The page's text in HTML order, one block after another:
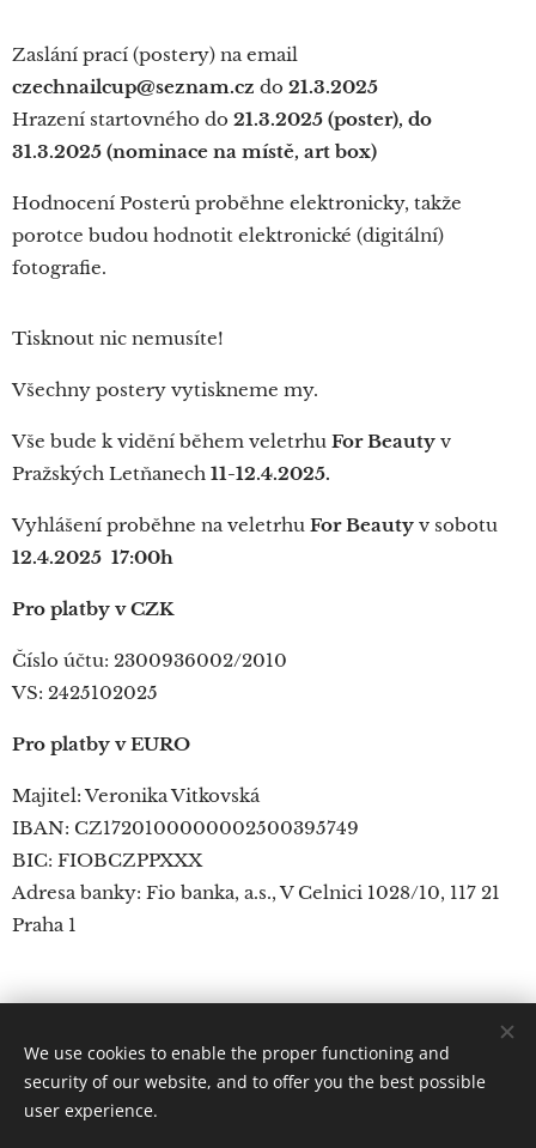
Zaslání prací (postery) na email
czechnailcup@seznam.cz do 21.3.2025
Hrazení startovného do 21.3.2025 (poster), do
31.3.2025 (nominace na místě, art box)
Hodnocení Posterů proběhne elektronicky, takže
porotce budou hodnotit elektronické (digitální)
fotografie.
Tisknout nic nemusíte!
Všechny postery vytiskneme my.
Vše bude k vidění během veletrhu For Beauty v
Pražských Letňanech 11-12.4.2025.
Vyhlášení proběhne na veletrhu For Beauty v sobotu
12.4.2025 17:00h
Pro platby v CZK
Číslo účtu: 2300936002/2010
VS: 2425102025
Pro platby v EURO
Majitel: Veronika Vitkovská
IBAN: CZ1720100000002500395749
BIC: FIOBCZPPXXX
Adresa banky: Fio banka, a.s., V Celnici 1028/10, 117 21
Praha 1
© 2023 Všechna práva vyhrazena
Cookies
We use cookies to enable the proper functioning and
security of our website, and to offer you the best possible
user experience.